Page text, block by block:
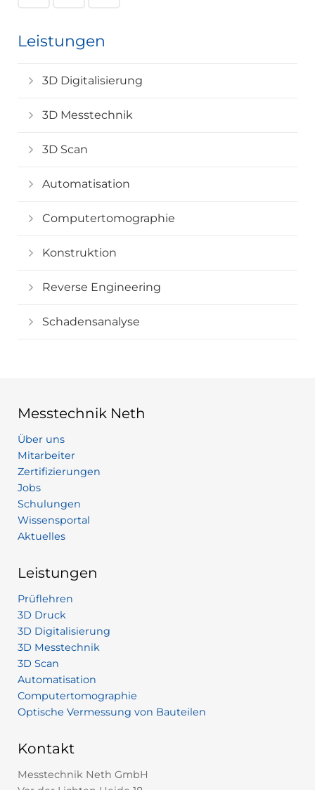
Leistungen
3D Digitalisierung
3D Messtechnik
3D Scan
Automatisation
Computertomographie
Konstruktion
Reverse Engineering
Schadensanalyse
Messtechnik Neth
Über uns
Mitarbeiter
Zertifizierungen
Jobs
Schulungen
Wissensportal
Aktuelles
Leistungen
Prüflehren
3D Druck
3D Digitalisierung
3D Messtechnik
3D Scan
Automatisation
Computertomographie
Optische Vermessung von Bauteilen
Kontakt
Messtechnik Neth GmbH